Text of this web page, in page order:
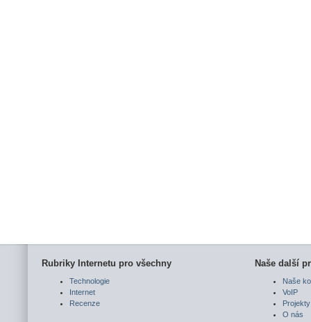
Rubriky Internetu pro všechny
Technologie
Internet
Recenze
Naše další
Naše
VoIP
Projekty
O nás